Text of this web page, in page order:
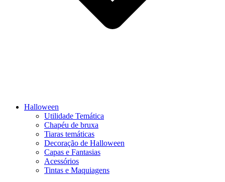
Halloween
Utilidade Temática
Chapéu de bruxa
Tiaras temáticas
Decoração de Halloween
Capas e Fantasias
Acessórios
Tintas e Maquiagens